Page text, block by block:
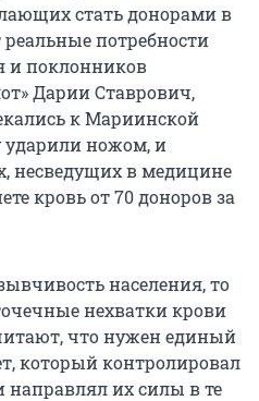
стать донорами в
потребности
и поклонников
Дарии Ставрович,
к Мариинской
ударили ножом, и
несведущих в медицине
кровь от 70 доноров за
населения, то
нехватки крови
что нужен единый
который контролировал
направлял их силы в те